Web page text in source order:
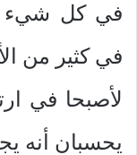
في كل شيء
في كثير من
لأصبحا في
يحسبان أنه